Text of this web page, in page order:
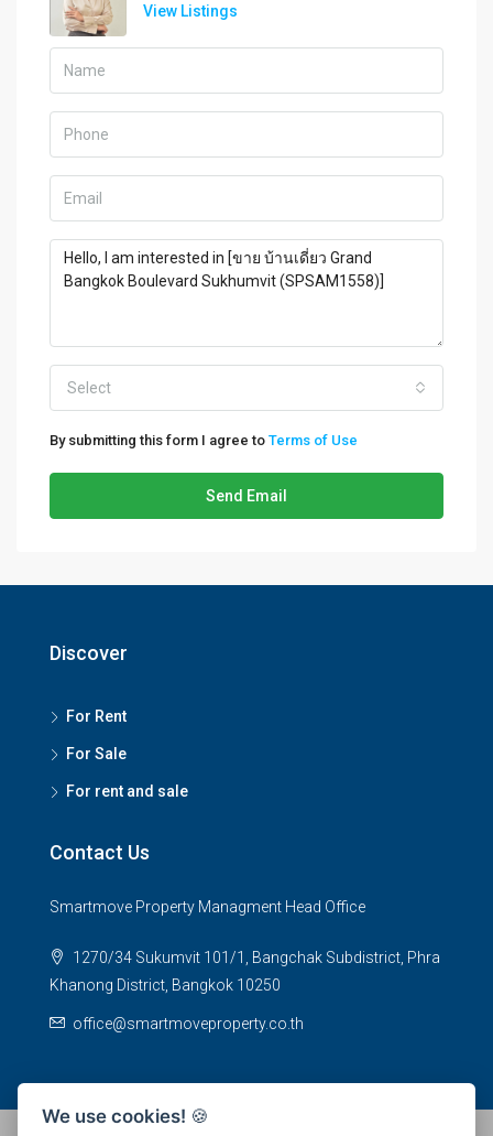
View Listings
Select
By submitting this form I agree to Terms of Use
Send Email
Discover
For Rent
For Sale
For rent and sale
Contact Us
Smartmove Property Managment Head Office
1270/34 Sukumvit 101/1, Bangchak Subdistrict, Phra
Khanong District, Bangkok 10250
office@smartmoveproperty.co.th
We use cookies! 🍪